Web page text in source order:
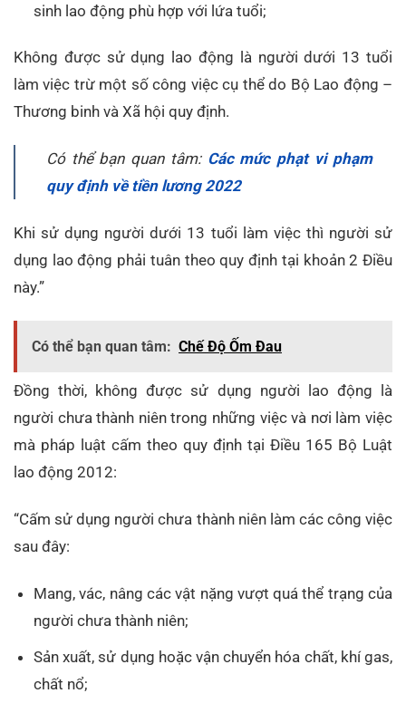
sinh lao động phù hợp với lứa tuổi;
Không được sử dụng lao động là người dưới 13 tuổi
làm việc trừ một số công việc cụ thể do Bộ Lao động –
Thương binh và Xã hội quy định.
Có thể bạn quan tâm: Các mức phạt vi phạm
quy định về tiền lương 2022
Khi sử dụng người dưới 13 tuổi làm việc thì người sử
dụng lao động phải tuân theo quy định tại khoản 2 Điều
này.”
Có thể bạn quan tâm: Chế Độ Ốm Đau
Đồng thời, không được sử dụng người lao động là
người chưa thành niên trong những việc và nơi làm việc
mà pháp luật cấm theo quy định tại Điều 165 Bộ Luật
lao động 2012:
“Cấm sử dụng người chưa thành niên làm các công việc
sau đây:
Mang, vác, nâng các vật nặng vượt quá thể trạng của
người chưa thành niên;
Sản xuất, sử dụng hoặc vận chuyển hóa chất, khí gas,
chất nổ;